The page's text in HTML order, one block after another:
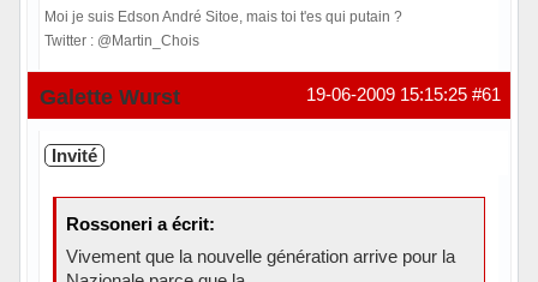
Moi je suis Edson André Sitoe, mais toi t'es qui putain ?
Twitter : @Martin_Chois
Hors ligne #61
19-06-2009 15:15:25
Galette Wurst
Invité
Rossoneri a écrit:
Vivement que la nouvelle génération arrive pour la